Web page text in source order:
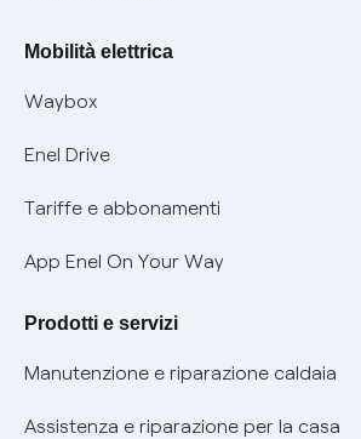
Offerte Placet non vulnerabili
Offerta Tutela Vulnerabilità Gas
Mobilità Elettrica
Phishing e truffe online
Verifica chi ti ha chiamato
Informativa RAEE
Mobilità elettrica
Waybox
Enel Drive
Tariffe e abbonamenti
App Enel On Your Way
Prodotti e servizi
Manutenzione e riparazione caldaia
Assistenza e riparazione per la casa